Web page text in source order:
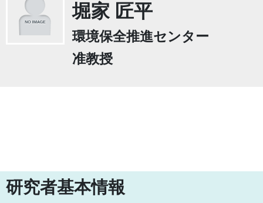
堀家 匠平
環境保全推進センター
准教授
研究者基本情報